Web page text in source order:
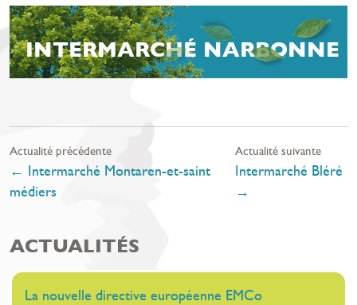
INTERMARCHÉ NARBONNE
Actualité précédente
← Intermarché Montaren-et-saint
médiers
Actualité suivante
Intermarché Bléré
→
ACTUALITÉS
La nouvelle directive européenne EMCo